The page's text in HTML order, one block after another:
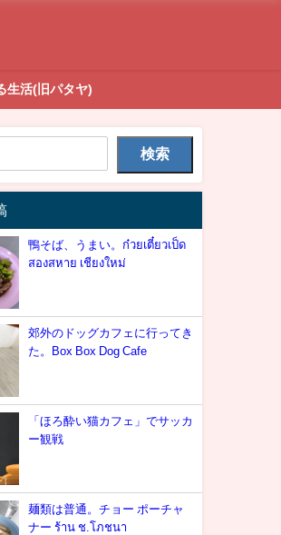
生活(旧パタヤ)
検索
鴨そば、うまい。ก๋วยเตี๋ยวเป็ด
สองสหาย เชียงใหม่
郊外のドッグカフェに行ってき
た。Box Box Dog Cafe
「ほろ酔い猫カフェ」でサッカ
ー観戦
麺類は普通。チョー ポーチャ
ナー ร้าน ช.โภชนา